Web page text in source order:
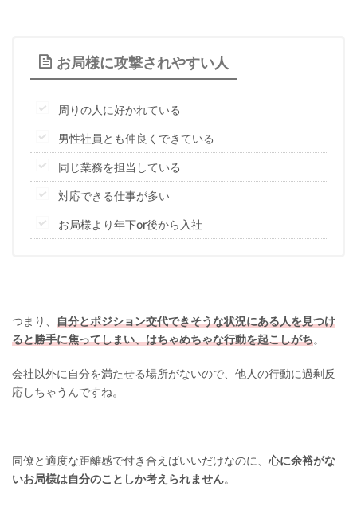
お局様に攻撃されやすい人
周りの人に好かれている
男性社員とも仲良くできている
同じ業務を担当している
対応できる仕事が多い
お局様より年下or後から入社
つまり、 自分とポジション交代できそうな状況にある人を見つけ
ると勝手に焦ってしまい、はちゃめちゃな行動を起こしがち。
会社以外に自分を満たせる場所がないので、他人の行動に過剰反
応しちゃうんですね。
同僚と適度な距離感で付き合えばいいだけなのに、 心に余裕がな
いお局様は自分のことしか考えられません。